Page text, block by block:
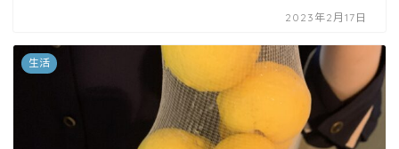
2023年2月17日
生活